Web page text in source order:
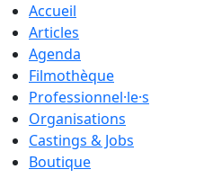
Accueil
Articles
Agenda
Filmothèque
Professionnel·le·s
Organisations
Castings & Jobs
Boutique